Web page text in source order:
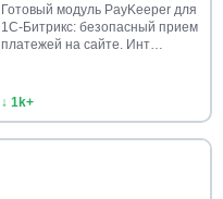
Готовый модуль PayKeeper для
1С-Битрикс: безопасный прием
платежей на сайте. Инт…
↓ 1k+